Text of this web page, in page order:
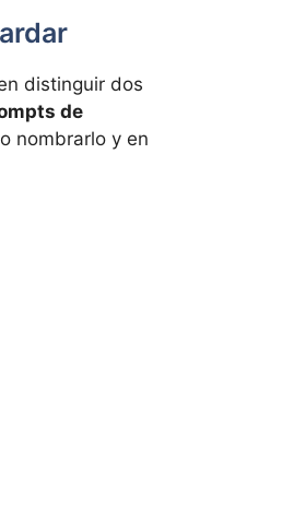
distinguir dos
de
nombrarlo y en